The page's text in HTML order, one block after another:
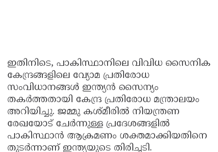
ഇതിനിടെ, പാകിസ്ഥാനിലെ വിവിധ സൈനിക
കേന്ദ്രങ്ങളിലെ വ്യോമ പ്രതിരോധ
സംവിധാനങ്ങൾ ഇന്ത്യൻ സൈന്യം
തകർത്തതായി കേന്ദ്ര പ്രതിരോധ മന്ത്രാലയം
അറിയിച്ചു. ജമ്മു കശ്മീരിൽ നിയന്ത്രണ
രേഖയോട് ചേർന്നുള്ള പ്രദേശങ്ങളിൽ
പാകിസ്ഥാൻ ആക്രമണം ശക്തമാക്കിയതിനെ
തുടർന്നാണ് ഇന്ത്യയുടെ തിരിച്ചടി.